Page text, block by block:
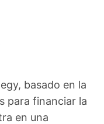
basado en la
para financiar la
en una